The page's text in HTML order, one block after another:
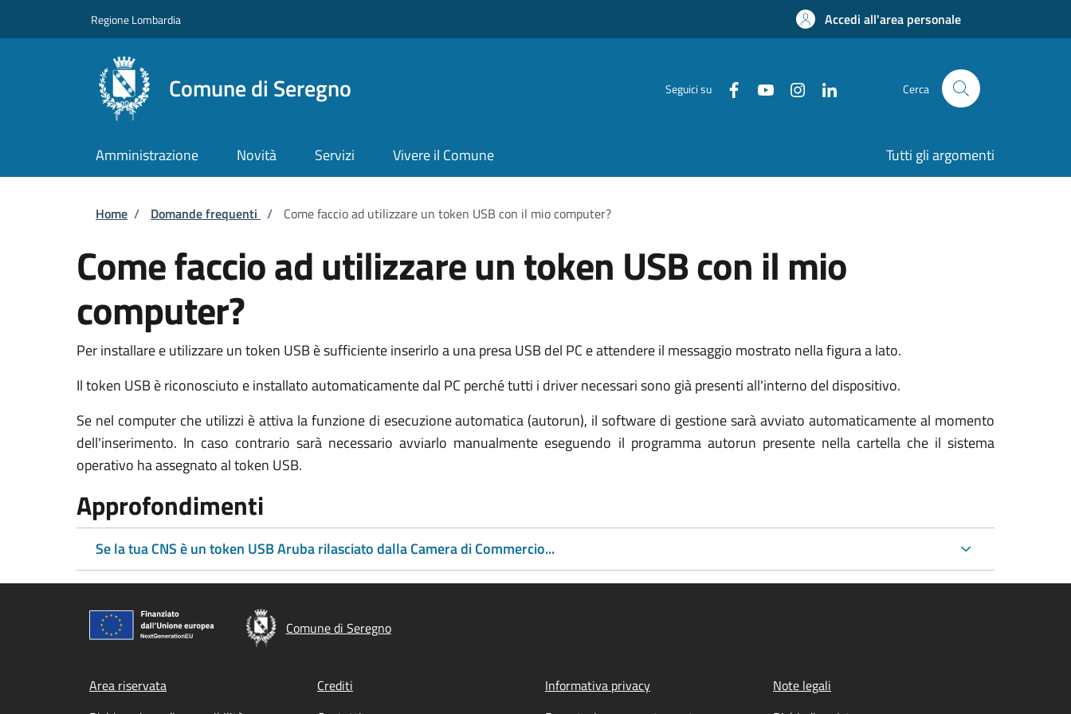
Regione Lombardia Accedi all'area personale
Comune di Seregno Seguici su Cerca
Amministrazione Novità Servizi Vivere il Comune Tutti gli argomenti
Briciole di pane
Home / Domande frequenti / Come faccio ad utilizzare un token USB con il mio computer?
Come faccio ad utilizzare un token USB con il mio
computer?
Per installare e utilizzare un token USB è sufficiente inserirlo a una presa USB del PC e attendere il messaggio mostrato nella figura a lato.
Il token USB è riconosciuto e installato automaticamente dal PC perché tutti i driver necessari sono già presenti all'interno del dispositivo.
Se nel computer che utilizzi è attiva la funzione di esecuzione automatica (autorun), il software di gestione sarà avviato automaticamente al momento
dell'inserimento. In caso contrario sarà necessario avviarlo manualmente eseguendo il programma autorun presente nella cartella che il sistema
operativo ha assegnato al token USB.
Approfondimenti
Se la tua CNS è un token USB Aruba rilasciato dalla Camera di Commercio...
Comune di Seregno
Footer menu
Area riservata Crediti Informativa privacy
Note legali